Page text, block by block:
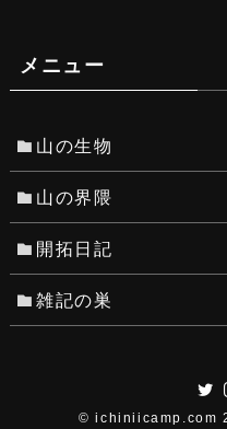
メニュー
山の生物
山の界隈
開拓日記
雑記の巣
© ichiniicamp.com